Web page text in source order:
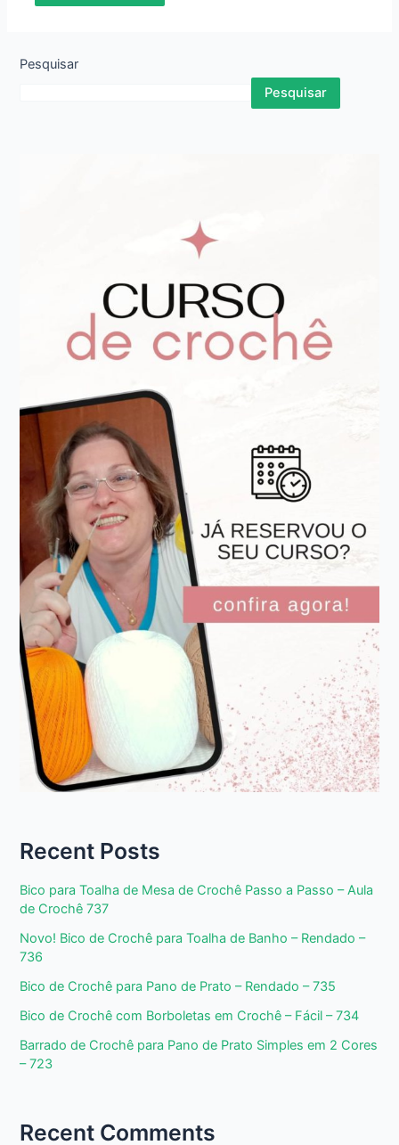
Pesquisar
Pesquisar
Recent Posts
Bico para Toalha de Mesa de Crochê Passo a Passo – Aula
de Crochê 737
Novo! Bico de Crochê para Toalha de Banho – Rendado –
736
Bico de Crochê para Pano de Prato – Rendado – 735
Bico de Crochê com Borboletas em Crochê – Fácil – 734
Barrado de Crochê para Pano de Prato Simples em 2 Cores
– 723
Recent Comments